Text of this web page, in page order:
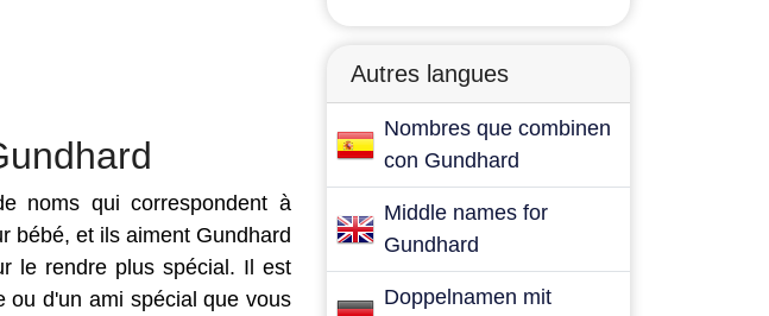
noms qui correspondent à
bébé, et ils aiment Gundhard
le rendre plus spécial. Il est
ou d'un ami spécial que vous
Autres langues
Nombres que combinen
con Gundhard
Middle names for
Gundhard
Doppelnamen mit